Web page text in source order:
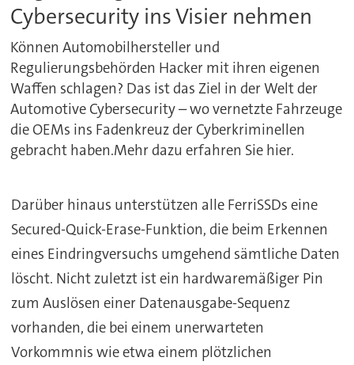
Cybersecurity ins Visier nehmen
Können Automobilhersteller und
Regulierungsbehörden Hacker mit ihren eigenen
Waffen schlagen? Das ist das Ziel in der Welt der
Automotive Cybersecurity – wo vernetzte Fahrzeuge
die OEMs ins Fadenkreuz der Cyberkriminellen
gebracht haben.Mehr dazu erfahren Sie hier.
Darüber hinaus unterstützen alle FerriSSDs eine
Secured-Quick-Erase-Funktion, die beim Erkennen
eines Eindringversuchs umgehend sämtliche Daten
löscht. Nicht zuletzt ist ein hardwaremäßiger Pin
zum Auslösen einer Datenausgabe-Sequenz
vorhanden, die bei einem unerwarteten
Vorkommnis wie etwa einem plötzlichen